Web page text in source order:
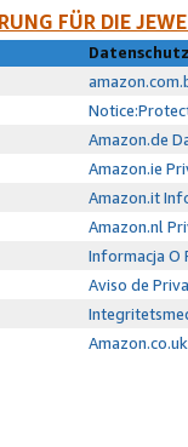
FÜR DIE
Amazon.de
Amazon.ie
Amazon.it
Amazon.nl
Informacja O
Aviso de